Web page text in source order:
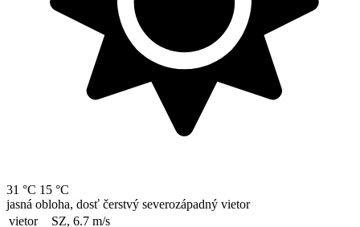
31 °C 15 °C
jasná obloha, dosť čerstvý severozápadný vietor
vietor
SZ, 6.7 m/s